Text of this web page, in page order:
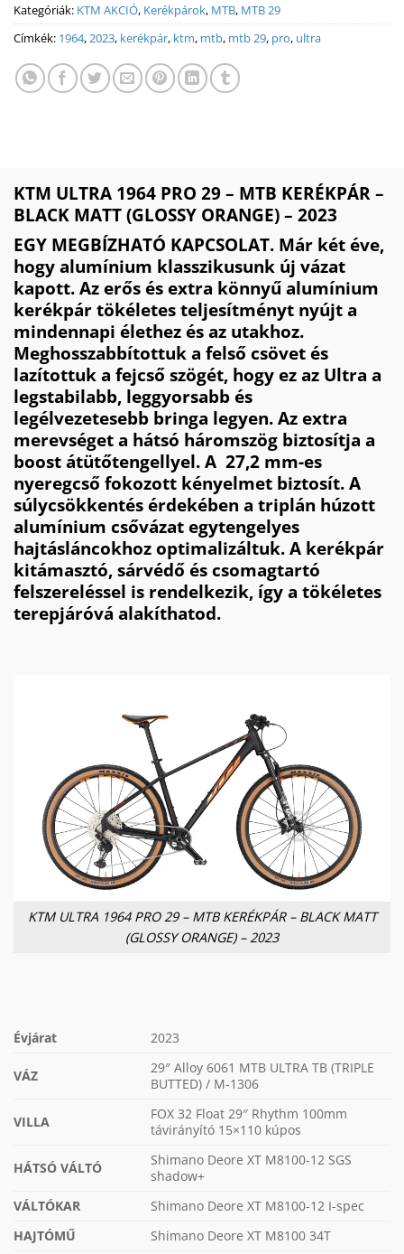
Kategóriák: KTM AKCIÓ, Kerékpárok, MTB, MTB 29
Címkék: 1964,2023, kerékpár, ktm, mtb, mtb 29, pro, ultra
KTM ULTRA 1964 PRO 29 – MTB KERÉKPÁR –
BLACK MATT (GLOSSY ORANGE) – 2023
EGY MEGBÍZHATÓ KAPCSOLAT. Már két éve,
hogy alumínium klasszikusunk új vázat
kapott. Az erős és extra könnyű alumínium
kerékpár tökéletes teljesítményt nyújt a
mindennapi élethez és az utakhoz.
Meghosszabbítottuk a felső csövet és
lazítottuk a fejcső szögét, hogy ez az Ultra a
legstabilabb, leggyorsabb és
legélvezetesebb bringa legyen. Az extra
merevséget a hátsó háromszög biztosítja a
boost átütőtengellyel. A 27,2 mm-es
nyeregcső fokozott kényelmet biztosít. A
súlycsökkentés érdekében a triplán húzott
alumínium csővázat egytengelyes
hajtásláncokhoz optimalizáltuk. A kerékpár
kitámasztó, sárvédő és csomagtartó
felszereléssel is rendelkezik, így a tökéletes
terepjáróvá alakíthatod.
KTM ULTRA 1964 PRO 29 – MTB KERÉKPÁR – BLACK MATT
(GLOSSY ORANGE) – 2023
Évjárat 2023
VÁZ
29″ Alloy 6061 MTB ULTRA TB (TRIPLE
BUTTED) / M-1306
VILLA
FOX 32 Float 29″ Rhythm 100mm
távirányító 15×110 kúpos
HÁTSÓ VÁLTÓ
Shimano Deore XT M8100-12 SGS
shadow+
VÁLTÓKAR
Shimano Deore XT M8100-12 I-spec
HAJTÓMŰ
Shimano Deore XT M8100 34T